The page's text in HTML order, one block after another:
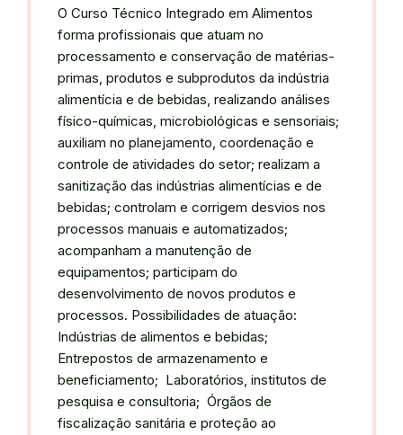
O Curso Técnico Integrado em Alimentos
forma profissionais que atuam no
processamento e conservação de matérias-
primas, produtos e subprodutos da indústria
alimentícia e de bebidas, realizando análises
físico-químicas, microbiológicas e sensoriais;
auxiliam no planejamento, coordenação e
controle de atividades do setor; realizam a
sanitização das indústrias alimentícias e de
bebidas; controlam e corrigem desvios nos
processos manuais e automatizados;
acompanham a manutenção de
equipamentos; participam do
desenvolvimento de novos produtos e
processos. Possibilidades de atuação:
Indústrias de alimentos e bebidas;
Entrepostos de armazenamento e
beneficiamento; Laboratórios, institutos de
pesquisa e consultoria; Órgãos de
fiscalização sanitária e proteção ao